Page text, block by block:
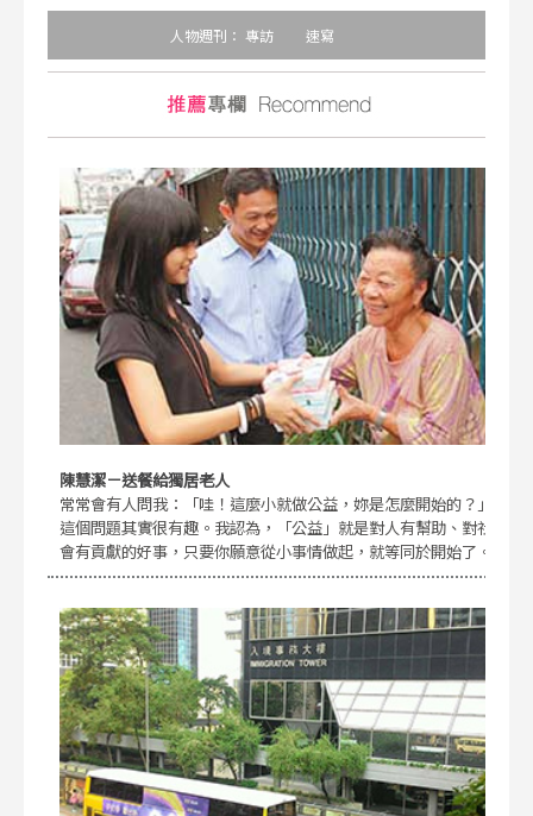
人物週刊： 專訪 速寫
陳慧潔－送餐給獨居老人
常常會有人問我：「哇！這麼小就做公益，妳是怎麼開始的？」
這個問題其實很有趣。我認為，「公益」就是對人有幫助、對社
會有貢獻的好事，只要你願意從小事情做起，就等同於開始了。